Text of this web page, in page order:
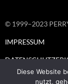
© 1999–2023
IMPRESSUM
Diese Website
nutzt,